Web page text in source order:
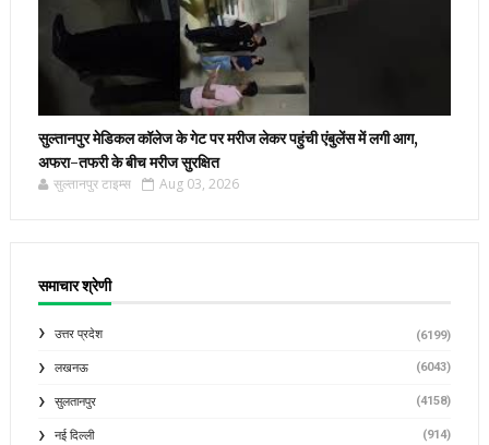
सुल्तानपुर मेडिकल कॉलेज के गेट पर मरीज लेकर पहुंची एंबुलेंस में लगी आग,
अफरा-तफरी के बीच मरीज सुरक्षित
सुल्तानपुर टाइम्स Aug 03, 2026
समाचार श्रेणी
उत्तर प्रदेश (6199)
लखनऊ (6043)
सुलतानपुर (4158)
नई दिल्ली (914)